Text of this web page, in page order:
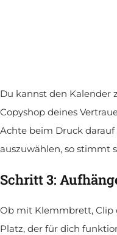
Du kannst den Kalender
Copyshop deines
Achte beim Druck darauf
auszuwählen, so stimmt
Schritt 3:
Ob mit Klemmbrett, Clip
Platz, der für dich